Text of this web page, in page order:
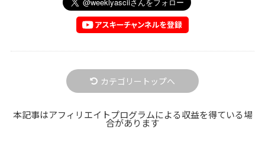
カテゴリートップへ
本記事はアフィリエイトプログラムによる収益を得ている場
合があります